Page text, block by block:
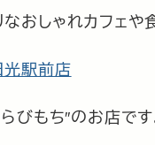
おしゃれカフェや
駅前店
びもち″のお店です